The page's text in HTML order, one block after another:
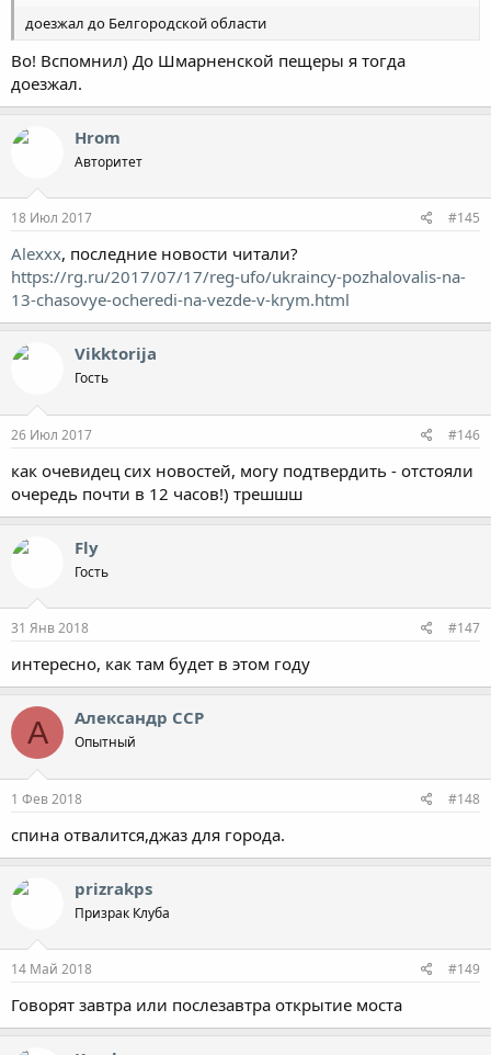
доезжал до Белгородской области
Во! Вспомнил) До Шмарненской пещеры я тогда
доезжал.
Hrom
Авторитет
18 Июл 2017 #145
Alexxx, последние новости читали?
https://rg.ru/2017/07/17/reg-ufo/ukraincy-pozhalovalis-na-
13-chasovye-ocheredi-na-vezde-v-krym.html
Vikktorija
Гость
26 Июл 2017 #146
как очевидец сих новостей, могу подтвердить - отстояли
очередь почти в 12 часов!) трешшш
Fly
Гость
31 Янв 2018 #147
интересно, как там будет в этом году
А Александр ССР
Опытный
1 Фев 2018 #148
спина отвалится,джаз для города.
prizrakps
Призрак Клуба
14 Май 2018 #149
Говорят завтра или послезавтра открытие моста